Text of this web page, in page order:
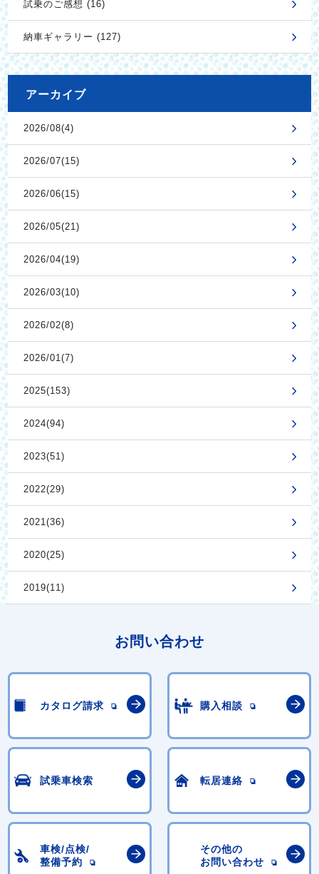
試乗のご感想 (16)
納車ギャラリー (127)
アーカイブ
2026/08(4)
2026/07(15)
2026/06(15)
2026/05(21)
2026/04(19)
2026/03(10)
2026/02(8)
2026/01(7)
2025(153)
2024(94)
2023(51)
2022(29)
2021(36)
2020(25)
2019(11)
お問い合わせ
カタログ請求 購入相談
試乗車検索 転居連絡
車検/点検/
整備予約
その他の
お問い合わせ